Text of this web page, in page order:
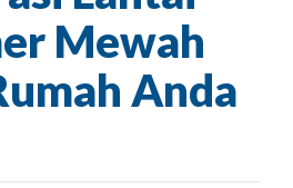
Mewah
Anda